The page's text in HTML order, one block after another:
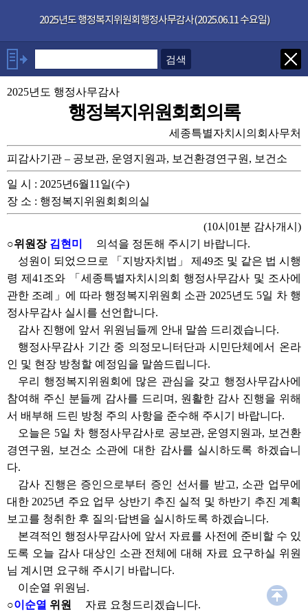
2025년도 행정복지위원회행정사무감사(2025.06.11 수요일)
×
발언자
안건
관련회의록
2025년도 행정사무감사
행정복지위원회회의록
세종특별자치시의회사무처
피감사기관 – 공보관, 운영지원과, 보건환경연구원, 보건소
일 시 : 2025년6월11일(수)
장 소 : 행정복지위원회회의실
(10시01분 감사개시)
○위원장 김현미
의석을 정돈해 주시기 바랍니다.
성원이 되었으므로 「지방자치법」 제49조 및 같은 법 시행
령 제41조와 「세종특별자치시의회 행정사무감사 및 조사에
관한 조례」에 따라 행정복지위원회 소관 2025년도 5일 차 행
정사무감사 실시를 선언합니다.
감사 진행에 앞서 위원님들께 안내 말씀 드리겠습니다.
행정사무감사 기간 중 의정모니터단과 시민단체에서 온라
인 및 현장 방청할 예정임을 말씀드립니다.
우리 행정복지위원회에 많은 관심을 갖고 행정사무감사에
참여해 주신 분들께 감사를 드리며, 원활한 감사 진행을 위해
서 배부해 드린 방청 주의 사항을 준수해 주시기 바랍니다.
오늘은 5일 차 행정사무감사로 공보관, 운영지원과, 보건환
경연구원, 보건소 소관에 대한 감사를 실시하도록 하겠습니
다.
감사 진행은 증인으로부터 증인 선서를 받고, 소관 업무에
대한 2025년 주요 업무 상반기 추진 실적 및 하반기 추진 계획
보고를 청취한 후 질의·답변을 실시하도록 하겠습니다.
본격적인 행정사무감사에 앞서 자료를 사전에 준비할 수 있
도록 오늘 감사 대상인 소관 전체에 대해 자료 요구하실 위원
님 계시면 요구해 주시기 바랍니다.
이순열 위원님.
○이순열 위원 자료 요청드리겠습니다.